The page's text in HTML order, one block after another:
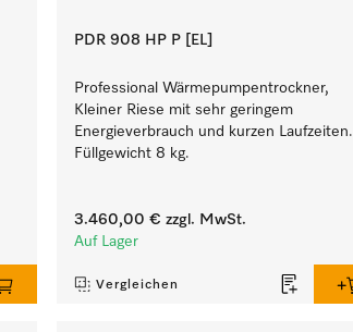
PDR 908 HP P [EL]
Professional Wärmepumpentrockner,
Kleiner Riese mit sehr geringem
Energieverbrauch und kurzen Laufzeiten.
Füllgewicht 8 kg.
3.460,00 € zzgl. MwSt.
Auf Lager
Vergleichen